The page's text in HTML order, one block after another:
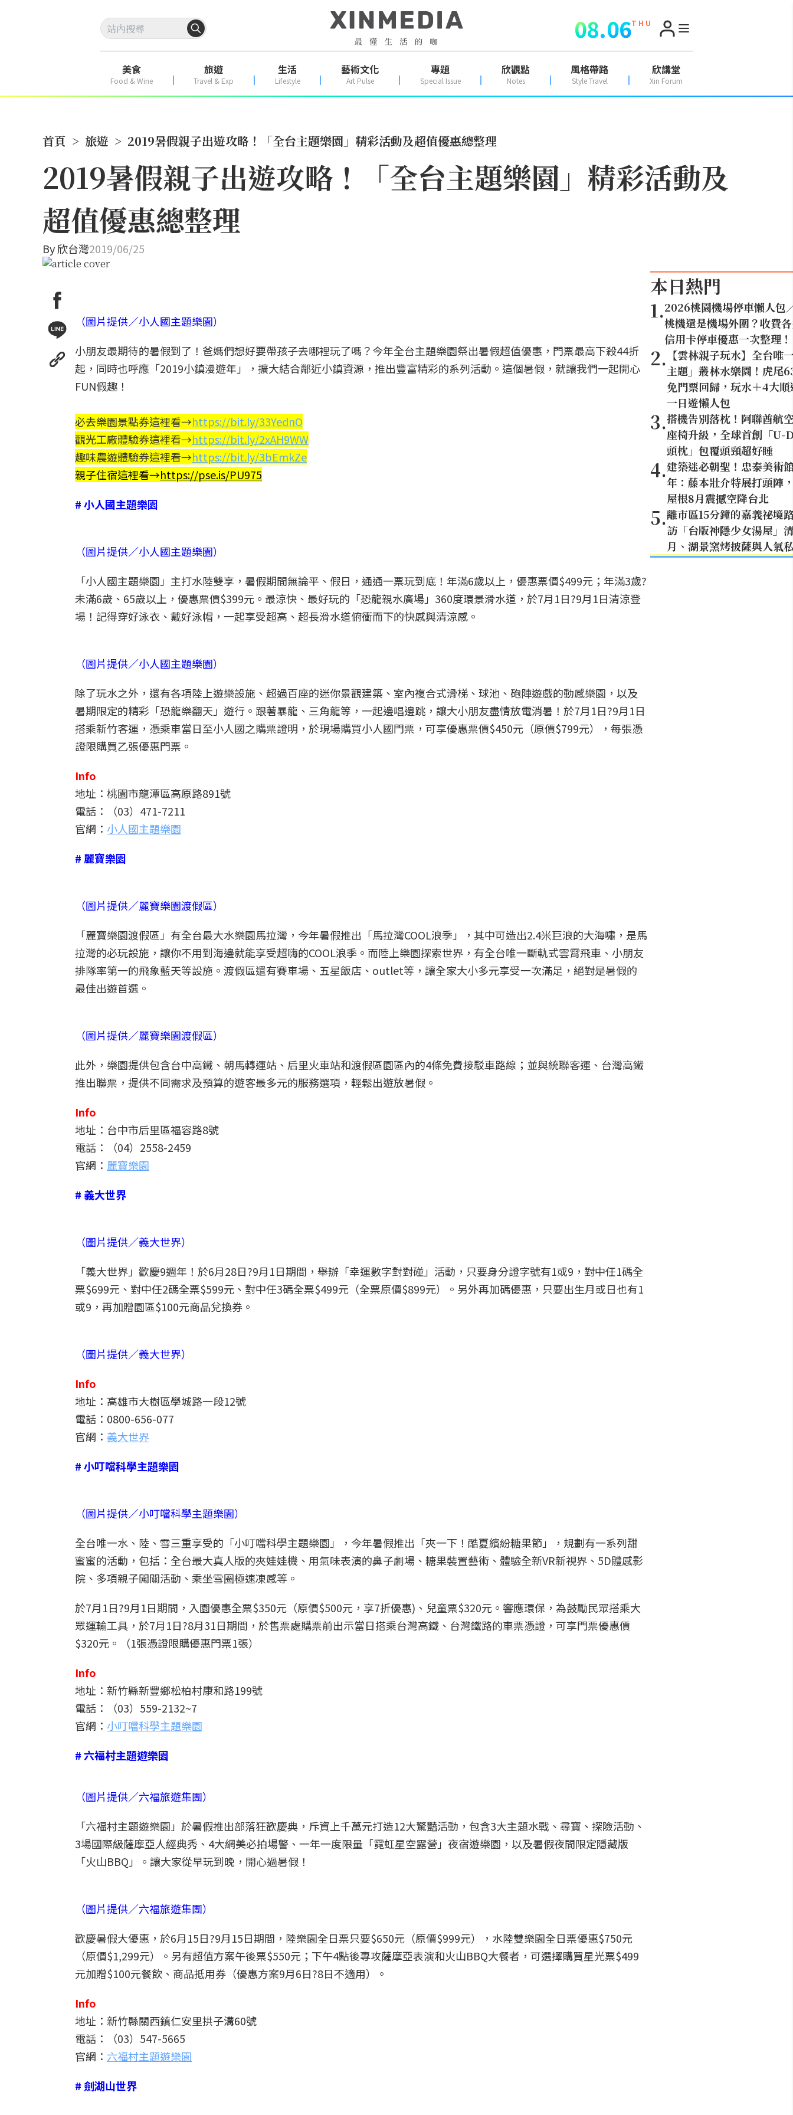
08.06T H U
美食
Food & Wine
旅遊
Travel & Exp
生活
Lifestyle
藝術文化
Art Pulse
專題
Special Issue
欣觀點
Notes
風格帶路
Style Travel
欣講堂
Xin Forum
首頁 > 旅遊 > 2019暑假親子出遊攻略！「全台主題樂園」精彩活動及超值優惠總整理
2019暑假親子出遊攻略！「全台主題樂園」精彩活動及
超值優惠總整理
By欣台灣2019/06/25
（圖片提供／小人國主題樂園）
小朋友最期待的暑假到了！爸媽們想好要帶孩子去哪裡玩了嗎？今年全台主題樂園祭出暑假超值優惠，門票最高下殺44折
起，同時也呼應「2019小鎮漫遊年」，擴大結合鄰近小鎮資源，推出豐富精彩的系列活動。這個暑假，就讓我們一起開心
FUN假趣！
必去樂園景點券這裡看→https://bit.ly/33YednO
觀光工廠體驗券這裡看→https://bit.ly/2xAH9WW
趣味農遊體驗券這裡看→https://bit.ly/3bEmkZe
親子住宿這裡看→https://pse.is/PU975
# 小人國主題樂園
（圖片提供／小人國主題樂園）
「小人國主題樂園」主打水陸雙享，暑假期間無論平、假日，通通一票玩到底！年滿6歲以上，優惠票價$499元；年滿3歲?
未滿6歲、65歲以上，優惠票價$399元。最涼快、最好玩的「恐龍親水廣場」360度環景滑水道，於7月1日?9月1日清涼登
場！記得穿好泳衣、戴好泳帽，一起享受超高、超長滑水道俯衝而下的快感與清涼感。
（圖片提供／小人國主題樂園）
除了玩水之外，還有各項陸上遊樂設施、超過百座的迷你景觀建築、室內複合式滑梯、球池、砲陣遊戲的動感樂園，以及
暑期限定的精彩「恐龍樂翻天」遊行。跟著暴龍、三角龍等，一起邊唱邊跳，讓大小朋友盡情放電消暑！於7月1日?9月1日
搭乘新竹客運，憑乘車當日至小人國之購票證明，於現場購買小人國門票，可享優惠票價$450元（原價$799元），每張憑
證限購買乙張優惠門票。
Info
地址：桃園市龍潭區高原路891號
電話：（03）471-7211
官網： 小人國主題樂園
# 麗寶樂園
（圖片提供／麗寶樂園渡假區）
「麗寶樂園渡假區」有全台最大水樂園馬拉灣，今年暑假推出「馬拉灣COOL浪季」，其中可造出2.4米巨浪的大海嘯，是馬
拉灣的必玩設施，讓你不用到海邊就能享受超嗨的COOL浪季。而陸上樂園探索世界，有全台唯一斷軌式雲霄飛車、小朋友
排隊率第一的飛象藍天等設施。渡假區還有賽車場、五星飯店、outlet等，讓全家大小多元享受一次滿足，絕對是暑假的
最佳出遊首選。
（圖片提供／麗寶樂園渡假區）
此外，樂園提供包含台中高鐵、朝馬轉運站、后里火車站和渡假區園區內的4條免費接駁車路線；並與統聯客運、台灣高鐵
推出聯票，提供不同需求及預算的遊客最多元的服務選項，輕鬆出遊放暑假。
Info
地址：台中市后里區福容路8號
電話：（04）2558-2459
官網： 麗寶樂園
# 義大世界
（圖片提供／義大世界）
「義大世界」歡慶9週年！於6月28日?9月1日期間，舉辦「幸運數字對對碰」活動，只要身分證字號有1或9，對中任1碼全
票$699元、對中任2碼全票$599元、對中任3碼全票$499元（全票原價$899元）。另外再加碼優惠，只要出生月或日也有1
或9，再加贈園區$100元商品兌換券。
（圖片提供／義大世界）
Info
地址：高雄市大樹區學城路一段12號
電話：0800-656-077
官網： 義大世界
# 小叮噹科學主題樂園
（圖片提供／小叮噹科學主題樂園）
全台唯一水、陸、雪三重享受的「小叮噹科學主題樂園」，今年暑假推出「夾一下！酷夏繽紛糖果節」，規劃有一系列甜
蜜蜜的活動，包括：全台最大真人版的夾娃娃機、用氣味表演的鼻子劇場、糖果裝置藝術、體驗全新VR新視界、5D體感影
院、多項親子闖關活動、乘坐雪圈極速凍感等。
於7月1日?9月1日期間，入園優惠全票$350元（原價$500元，享7折優惠)、兒童票$320元。響應環保，為鼓勵民眾搭乘大
眾運輸工具，於7月1日?8月31日期間，於售票處購票前出示當日搭乘台灣高鐵、台灣鐵路的車票憑證，可享門票優惠價
$320元。（1張憑證限購優惠門票1張）
Info
地址：新竹縣新豐鄉松柏村康和路199號
電話：（03）559-2132~7
官網： 小叮噹科學主題樂園
# 六福村主題遊樂園
（圖片提供／六福旅遊集團）
「六福村主題遊樂園」於暑假推出部落狂歡慶典，斥資上千萬元打造12大驚豔活動，包含3大主題水戰、尋寶、探險活動、
3場國際級薩摩亞人經典秀、4大網美必拍場警、一年一度限量「霓虹星空露營」夜宿遊樂園，以及暑假夜間限定隱藏版
「火山BBQ」。讓大家從早玩到晚，開心過暑假！
（圖片提供／六福旅遊集團）
歡慶暑假大優惠，於6月15日?9月15日期間，陸樂園全日票只要$650元（原價$999元），水陸雙樂園全日票優惠$750元
（原價$1,299元）。另有超值方案午後票$550元；下午4點後專攻薩摩亞表演和火山BBQ大餐者，可選擇購買星光票$499
元加贈$100元餐飲、商品抵用券（優惠方案9月6日?8日不適用）。
Info
地址：新竹縣關西鎮仁安里拱子溝60號
電話：（03）547-5665
官網： 六福村主題遊樂園
# 劍湖山世界
本日熱門
1.2026桃園機場停車懶人包
桃機還是機場外圍？收費
信用卡停車優惠一次整理！
2. 【雲林親子玩水】全台唯
主題」叢林水樂園！虎尾
免門票回歸，玩水＋4大
一日遊懶人包
3.搭機告別落枕！阿聯酋航
座椅升級，全球首創「
頭枕」包覆頭頸超好睡
4.建築迷必朝聖！忠泰美術
年：藤本壯介特展打頭陣
屋根8月震撼空降台北
5.離市區15分鐘的嘉義祕境
訪「台版神隱少女湯屋」
月、湖景窯烤披薩與人氣